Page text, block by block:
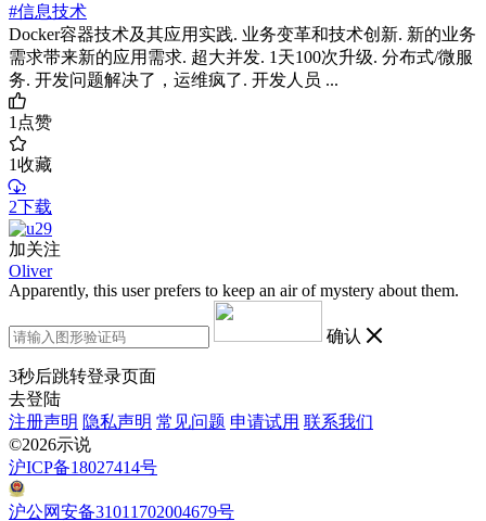
#信息技术
Docker容器技术及其应用实践. 业务变革和技术创新. 新的业务
需求带来新的应用需求. 超大并发. 1天100次升级. 分布式/微服
务. 开发问题解决了，运维疯了. 开发人员 ...
1点赞
1收藏
2下载
加关注
Oliver
Apparently, this user prefers to keep an air of mystery about them.
确认
3秒后跳转登录页面
去登陆
注册声明 隐私声明 常见问题 申请试用 联系我们
©2026示说
沪ICP备18027414号
沪公网安备31011702004679号